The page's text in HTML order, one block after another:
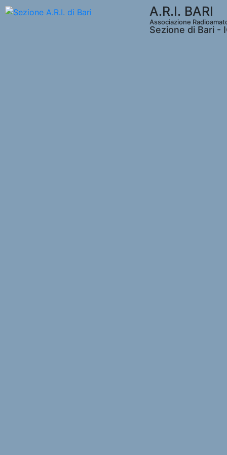
A.R.I. BARI
Associazione
Sezione di Bari -